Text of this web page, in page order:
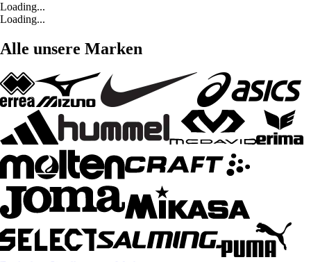
Loading...
Loading...
Alle unsere Marken